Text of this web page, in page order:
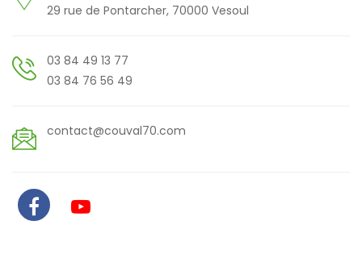
29 rue de Pontarcher, 70000 Vesoul
03 84 49 13 77
03 84 76 56 49
contact@couval70.com